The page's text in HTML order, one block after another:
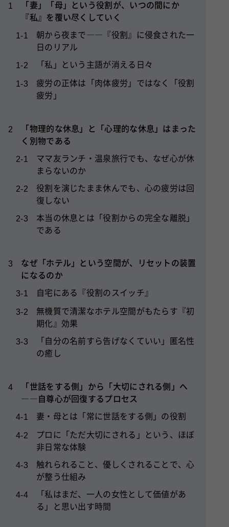
1
「妻」「母」という役割が、いつの間にか
『私』を覆い尽くしていく
1-1
朝から夜まで――『役割』に侵食された一
日のリアル
1-2 「私」という主語が消える日々
1-3
疲労の正体は「肉体疲労」ではなく「役割
疲労」
2
「物理的な休息」と「心理的な休息」はまった
く別物である
2-1
ママ友ランチ・温泉旅行でも、なぜ心が休
まらないのか
2-2
役割を演じたまま休んでも、心の疲労は回
復しない
2-3
本当の休息とは「役割からの完全な離脱」
である
3
なぜ「ホテル」という空間が、リセットの装置
になるのか
3-1 自宅にある『役割のスイッチ』
3-2
無機質で清潔なホテル空間がもたらす『初
期化』効果
3-3
「自分の名前すら告げなくていい」匿名性
の癒し
4
「世話をする側」から「大切にされる側」へ
――自尊心が回復するプロセス
4-1 妻・母とは「常に世話をする側」の役割
4-2
プロに「ただ大切にされる」という、ほぼ
非日常な体験
4-3
触れられること、優しくされることで、心
が整う仕組み
4-4
「私はまだ、一人の女性として価値があ
る」と思い出す時間